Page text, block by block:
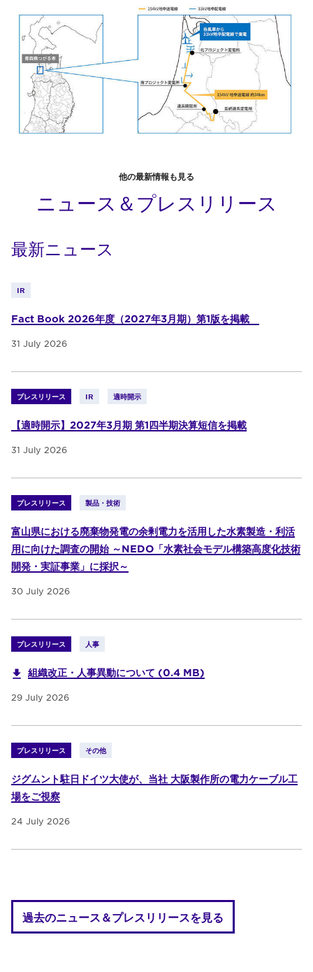
他の最新情報も見る
ニュース＆プレスリリース
最新ニュース
IR
Fact Book 2026年度（2027年3月期）第1版を掲載
31 July 2026
プレスリリース IR 適時開示
【適時開示】2027年3月期 第1四半期決算短信を掲載
31 July 2026
プレスリリース 製品・技術
富山県における廃棄物発電の余剰電力を活用した水素製造・利活
用に向けた調査の開始 ～NEDO「水素社会モデル構築高度化技術
開発・実証事業」に採択～
30 July 2026
プレスリリース 人事
組織改正・人事異動について (0.4 MB)
29 July 2026
プレスリリース その他
ジグムント駐日ドイツ大使が、当社 大阪製作所の電力ケーブル工
場をご視察
24 July 2026
過去のニュース＆プレスリリースを見る